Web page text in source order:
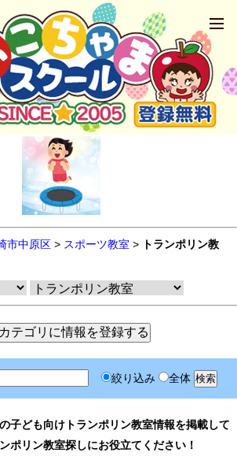
市中原区 > スポーツ教室 > トランポリン教
絞り込み 全体
子ども向けトランポリン教室情報を掲載して
ポリン教室探しにお役立てください！